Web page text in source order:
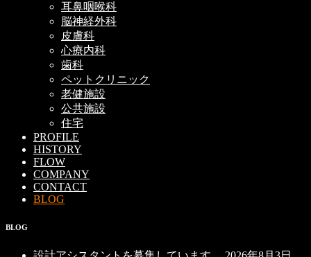
耳鼻咽喉科
脳神経外科
皮膚科
心療内科
歯科
ペットクリニック
老健施設
公共施設
住宅
PROFILE
HISTORY
FLOW
COMPANY
CONTACT
BLOG
BLOG